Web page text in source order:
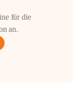
für die
an.